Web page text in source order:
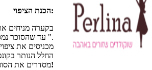
הכנת הציפוי:
בקערה מניחים
עד שהסוכר נמס והמילוי הפך ל"קרמי ".
מכניסים את
החלל הנותר
מסדרים אתבתיאבון!